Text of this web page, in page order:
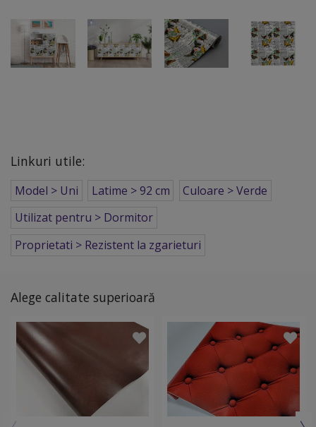
Linkuri utile:
Model > Uni Latime > 92 cm
Culoare > Verde
Utilizat pentru > Dormitor
Proprietati > Rezistent la zgarieturi
Alege calitate superioară